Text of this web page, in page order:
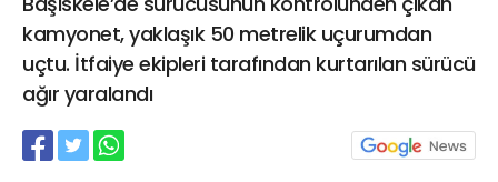
kamyonet, yaklaşık 50 metrelik uçurumdan
uçtu. İtfaiye ekipleri tarafından kurtarılan sürücü
ağır yaralandı
21 Gölcük
02624132333